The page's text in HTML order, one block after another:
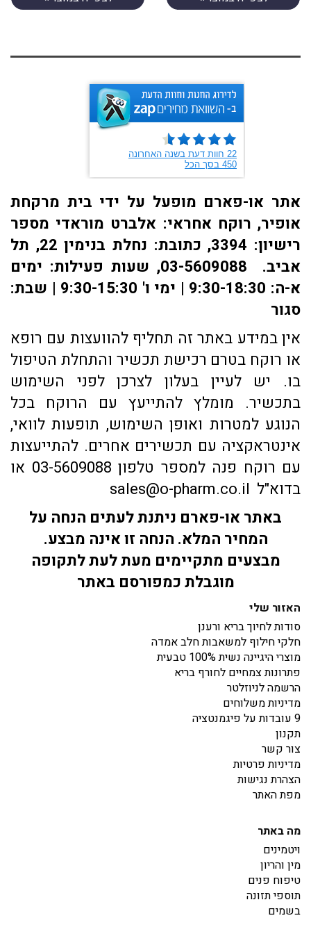
אתר או-פארם מופעל על ידי בית מרקחת
אופיר, רוקח אחראי: אלברט מוראדי מספר
רישיון: 3394, כתובת: ​נחלת בנימין 22, תל
אביב. 03-5609088, שעות פעילות: ימים
א-ה: 9:30-18:30 | ימי ו' 9:30-15:30 | שבת:
סגור
אין במידע באתר זה תחליף להוועצות עם רופא
או רוקח בטרם רכישת תכשיר והתחלת הטיפול
בו. יש לעיין בעלון לצרכן לפני השימוש
בתכשיר. מומלץ להתייעץ עם הרוקח בכל
הנוגע למטרות ואופן השימוש, תופעות לוואי,
אינטראקציה עם תכשירים אחרים. להתייעצות
עם רוקח פנה למספר טלפון 03-5609088 או
בדוא"ל sales@o-pharm.co.il
באתר או-פארם ניתנת לעתים הנחה על
המחיר המלא. הנחה זו אינה מבצע.
מבצעים מתקיימים מעת לעת לתקופה
מוגבלת כמפורסם באתר
האזור שלי
סודות לחיוך בריא ורענן
חלקי חילוף למשאבות חלב אמדה
מוצרי היגיינה נשית 100% טבעית
פתרונות צמחיים לחורף בריא
הרשמה לניוזלטר
מדיניות משלוחים
9 עובדות על פיגמנטציה
תקנון
צור קשר
מדיניות פרטיות
הצהרת נגישות
מפת האתר
מה באתר
ויטמינים
מין והריון
טיפוח פנים
תוספי תזונה
בשמים